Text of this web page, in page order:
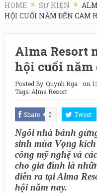
HOME SỰ KIỆN
HỘI CUỐI NĂM ĐẾN CAM
Alma Resort
hội cuối năm
Posted By:Quynh Nga on:
Tags: Alma Resort
Share 0 Tweet
Ngôi nhà bánh
sinh mùa Vọng
công mỹ nghệ và
cho gia đình là
diễn ra tại Alma
hội năm nay.